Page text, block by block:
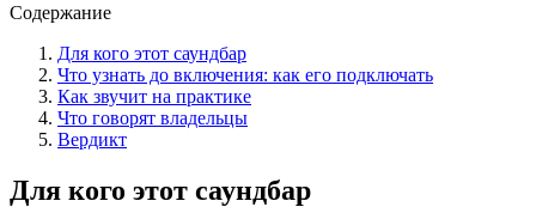
Содержание
Для кого этот саундбар
Что узнать до включения: как его подключать
Как звучит на практике
Что говорят владельцы
Вердикт
Для кого этот саундбар